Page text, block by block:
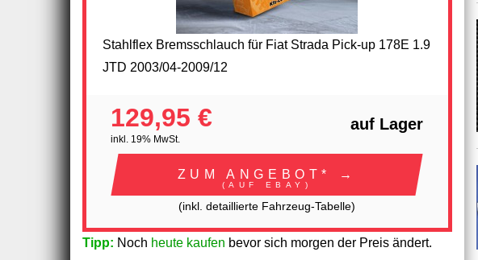
Stahlflex Bremsschlauch für Fiat Strada Pick-up 178E 1.9
JTD 2003/04-2009/12
129,95 €
inkl. 19% MwSt.
auf Lager
ZUM ANGEBOT* →
(AUF EBAY)
(inkl. detaillierte Fahrzeug-Tabelle)
Tipp: Noch heute kaufen bevor sich morgen der Preis ändert.